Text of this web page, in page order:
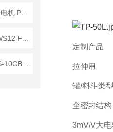
定制产品
拉伸用
罐/料斗类型
全密封结
3mV/V大